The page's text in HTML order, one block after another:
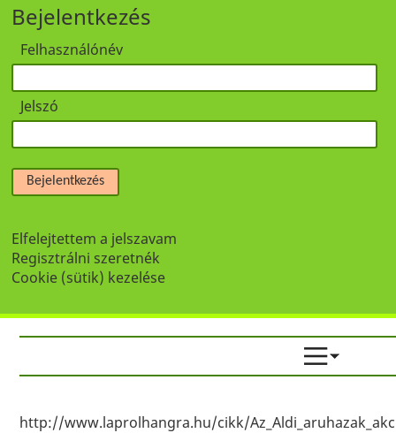
Bejelentkezés
Felhasználónév
Jelszó
Bejelentkezés
Elfelejtettem a jelszavam
Regisztrálni szeretnék
Cookie (sütik) kezelése
http://www.laprolhangra.hu/cikk/